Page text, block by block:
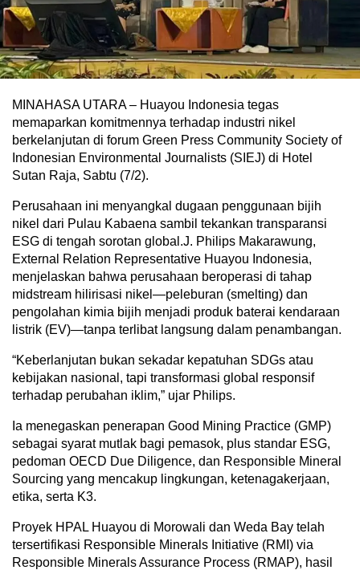
MINAHASA UTARA – Huayou Indonesia tegas
memaparkan komitmennya terhadap industri nikel
berkelanjutan di forum Green Press Community Society of
Indonesian Environmental Journalists (SIEJ) di Hotel
Sutan Raja, Sabtu (7/2).
Perusahaan ini menyangkal dugaan penggunaan bijih
nikel dari Pulau Kabaena sambil tekankan transparansi
ESG di tengah sorotan global.J. Philips Makarawung,
External Relation Representative Huayou Indonesia,
menjelaskan bahwa perusahaan beroperasi di tahap
midstream hilirisasi nikel—peleburan (smelting) dan
pengolahan kimia bijih menjadi produk baterai kendaraan
listrik (EV)—tanpa terlibat langsung dalam penambangan.
“Keberlanjutan bukan sekadar kepatuhan SDGs atau
kebijakan nasional, tapi transformasi global responsif
terhadap perubahan iklim,” ujar Philips.
Ia menegaskan penerapan Good Mining Practice (GMP)
sebagai syarat mutlak bagi pemasok, plus standar ESG,
pedoman OECD Due Diligence, dan Responsible Mineral
Sourcing yang mencakup lingkungan, ketenagakerjaan,
etika, serta K3.
Proyek HPAL Huayou di Morowali dan Weda Bay telah
tersertifikasi Responsible Minerals Initiative (RMI) via
Responsible Minerals Assurance Process (RMAP), hasil